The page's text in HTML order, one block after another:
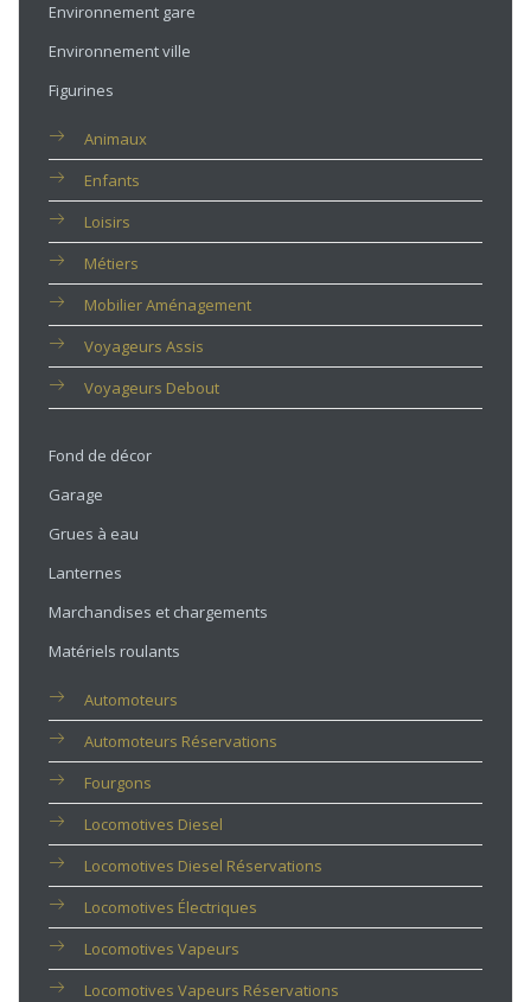
Environnement gare
Environnement ville
Figurines
Animaux
Enfants
Loisirs
Métiers
Mobilier Aménagement
Voyageurs Assis
Voyageurs Debout
Fond de décor
Garage
Grues à eau
Lanternes
Marchandises et chargements
Matériels roulants
Automoteurs
Automoteurs Réservations
Fourgons
Locomotives Diesel
Locomotives Diesel Réservations
Locomotives Électriques
Locomotives Vapeurs
Locomotives Vapeurs Réservations